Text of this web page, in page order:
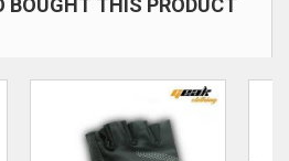
BOUGHT THIS PRODUCT